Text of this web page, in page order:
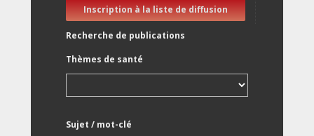
Inscription à la liste de diffusion
Recherche de publications
Thèmes de santé
Sujet / mot-clé